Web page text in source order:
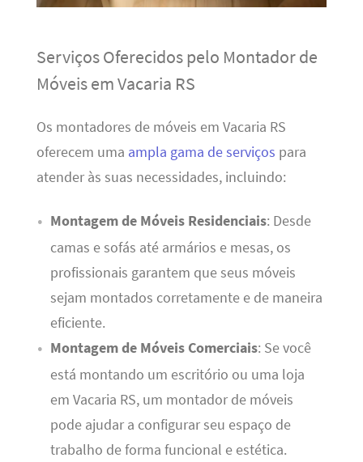
Serviços Oferecidos pelo Montador de
Móveis em Vacaria RS
Os montadores de móveis em Vacaria RS
oferecem uma ampla gama de serviços para
atender às suas necessidades, incluindo:
Montagem de Móveis Residenciais: Desde
camas e sofás até armários e mesas, os
profissionais garantem que seus móveis
sejam montados corretamente e de maneira
eficiente.
Montagem de Móveis Comerciais: Se você
está montando um escritório ou uma loja
em Vacaria RS, um montador de móveis
pode ajudar a configurar seu espaço de
trabalho de forma funcional e estética.